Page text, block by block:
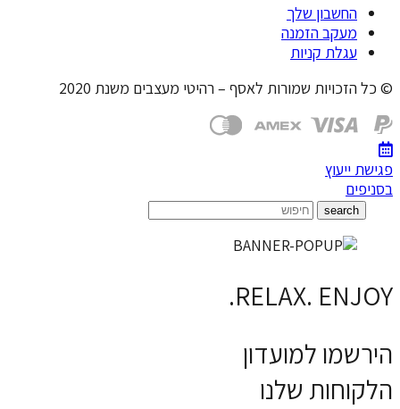
שלך
הזמנה
שמורות לאסף – רהיטי מעצבים משנת 2020
RELAX.
שלנו